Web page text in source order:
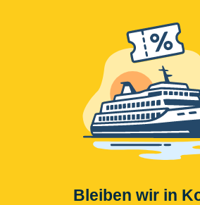
Bleiben wir in